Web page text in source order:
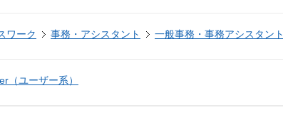
ワーク 事務・アシスタント 一般事務・事務アシスタント
（ユーザー系）